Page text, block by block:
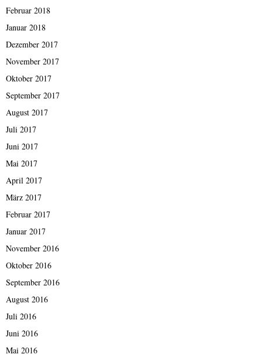
Februar 2018
Januar 2018
Dezember 2017
November 2017
Oktober 2017
September 2017
August 2017
Juli 2017
Juni 2017
Mai 2017
April 2017
März 2017
Februar 2017
Januar 2017
November 2016
Oktober 2016
September 2016
August 2016
Juli 2016
Juni 2016
Mai 2016